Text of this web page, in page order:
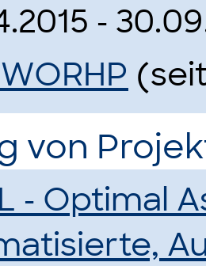
-
von
- Optimal